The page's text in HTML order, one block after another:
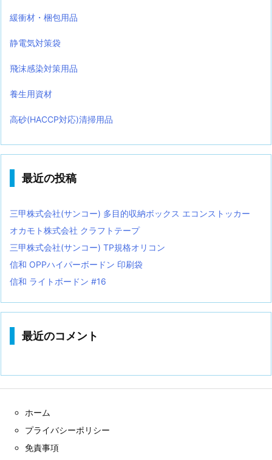
緩衝材・梱包用品
静電気対策袋
飛沫感染対策用品
養生用資材
高砂(HACCP対応)清掃用品
最近の投稿
三甲株式会社(サンコー) 多目的収納ボックス エコンストッカー
オカモト株式会社 クラフトテープ
三甲株式会社(サンコー) TP規格オリコン
信和 OPPハイパーボードン 印刷袋
信和 ライトボードン #16
最近のコメント
ホーム
プライバシーポリシー
免責事項